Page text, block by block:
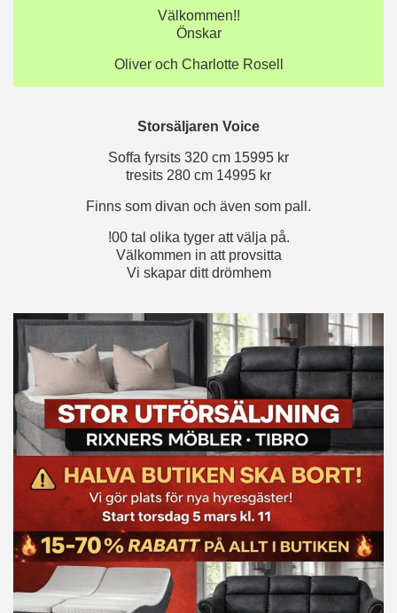
Välkommen!!
Önskar
Oliver och Charlotte Rosell
Storsäljaren Voice
Soffa fyrsits 320 cm 15995 kr
tresits 280 cm 14995 kr
Finns som divan och även som pall.
!00 tal olika tyger att välja på.
Välkommen in att provsitta
Vi skapar ditt drömhem